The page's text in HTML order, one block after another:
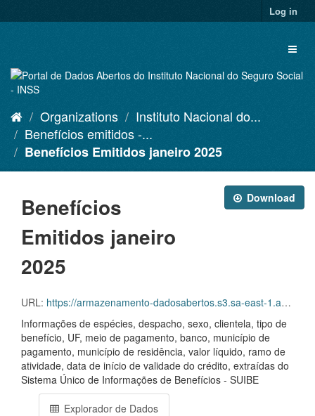
to
Log in
Organizations
Instituto Nacional do...
Benefícios emitidos -...
Benefícios Emitidos janeiro 2025
Download
Benefícios
Emitidos janeiro
2025
URL: https://armazenamento-dadosabertos.s3.sa-east-1.amazonaws.com/PDA_2023_2025/Grupos_de_dados/Benef%C3%ADcios+emitidos/D.SDA.PDA.003.EMI.202501.CSV.ZIP
Informações de espécies, despacho, sexo, clientela, tipo de
benefício, UF, meio de pagamento, banco, município de
pagamento, município de residência, valor líquido, ramo de
atividade, data de início de validade do crédito, extraídas do
Sistema Único de Informações de Benefícios - SUIBE
Explorador de Dados